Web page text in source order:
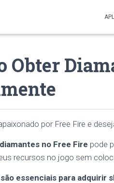
Obter
por Free Fire e
no Free Fire pode
recursos no jogo sem
essenciais para adquirir